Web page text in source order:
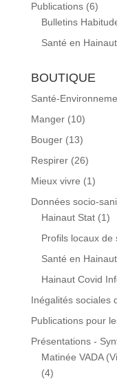
Publications(6)
Bulletins
Santé en Hainaut
BOUTIQUE
Santé-
Manger (10)
Bouger (13)
Respirer (26)
Mieux vivre (1)
Données socio-
Hainaut Stat (1)
Profils locaux de
Santé en Hainaut
Hainaut Covid
Inégalités sociales
Publications pour
Présentations -
Matinée VADA
(4)